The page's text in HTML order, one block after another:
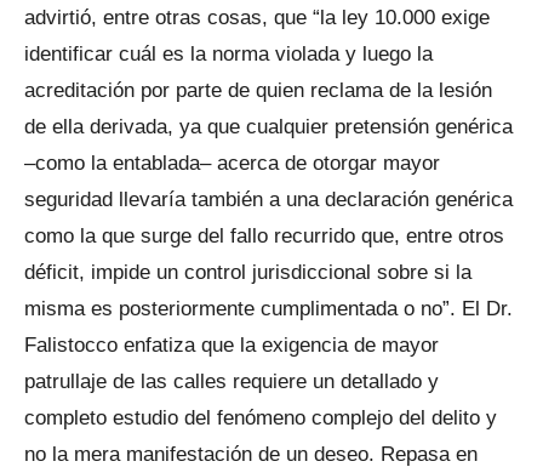
advirtió, entre otras cosas, que “la ley 10.000 exige
identificar cuál es la norma violada y luego la
acreditación por parte de quien reclama de la lesión
de ella derivada, ya que cualquier pretensión genérica
–como la entablada– acerca de otorgar mayor
seguridad llevaría también a una declaración genérica
como la que surge del fallo recurrido que, entre otros
déficit, impide un control jurisdiccional sobre si la
misma es posteriormente cumplimentada o no”. El Dr.
Falistocco enfatiza que la exigencia de mayor
patrullaje de las calles requiere un detallado y
completo estudio del fenómeno complejo del delito y
no la mera manifestación de un deseo. Repasa en